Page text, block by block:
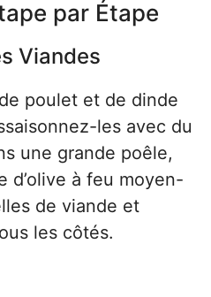
par Étape
Viandes
poulet et de dinde
les avec du
une grande poêle,
d’olive à feu moyen-
de viande et
les côtés.